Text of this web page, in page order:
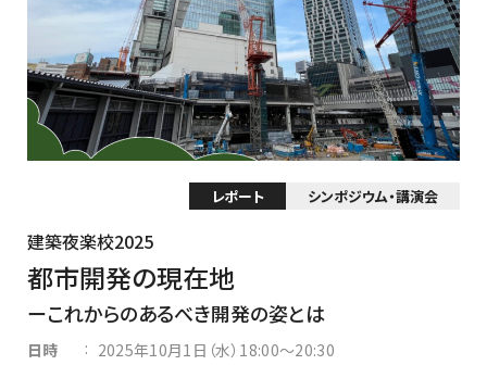
シンポジウム・講演会
レポート
建築夜楽校2025
都市開発の現在地
これからのあるべき開発の姿とは
日時 : 2025年10月1日（水）18:00～20:30